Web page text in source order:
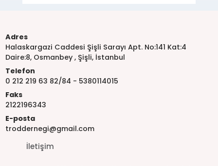
Adres
Halaskargazi Caddesi Şişli Sarayı Apt. No:141 Kat:4
Daire:8, Osmanbey , Şişli, İstanbul
Telefon
0 212 219 63 82/84 - 5380114015
Faks
2122196343
E-posta
troddernegi@gmail.com
İletişim